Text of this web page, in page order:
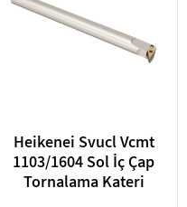
Heikenei Svucl Vcmt
1103/1604 Sol İç Çap
Tornalama Kateri